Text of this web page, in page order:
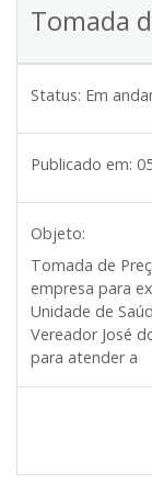
Tomada
Status: Em
Publicado em:
Objeto:
Tomada de
empresa para
Unidade de
Vereador José
para atender a